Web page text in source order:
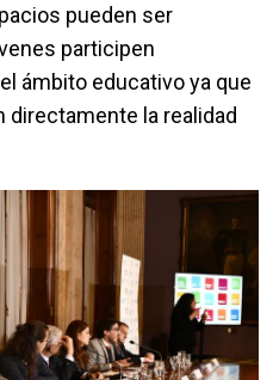
pueden ser
participen
ámbito educativo ya que
la realidad